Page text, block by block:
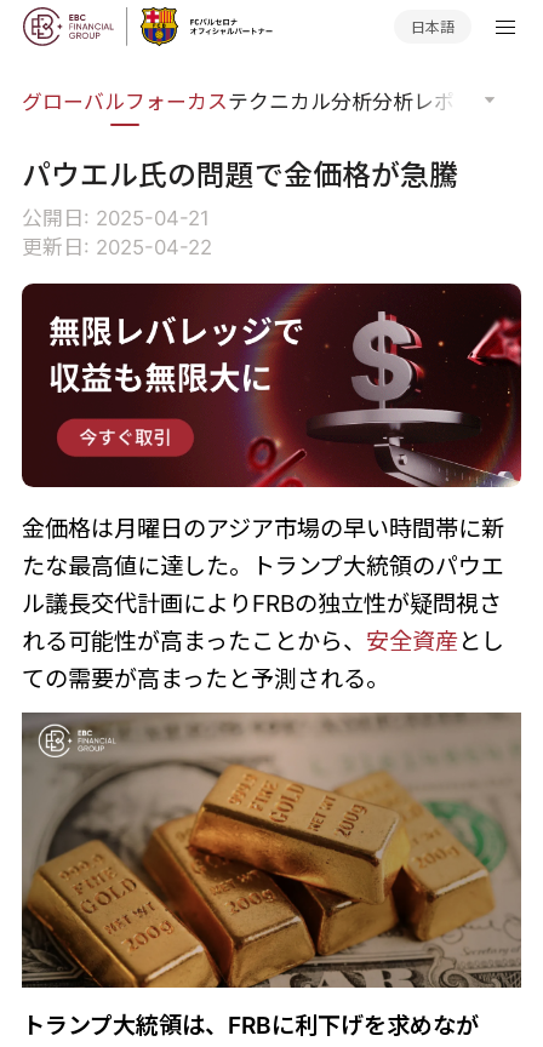
日本語
グローバルフォーカステクニカル分析分析レポート
パウエル氏の問題で金価格が急騰
公開日: 2025-04-21
更新日: 2025-04-22
金価格は月曜日のアジア市場の早い時間帯に新
たな最高値に達した。トランプ大統領のパウエ
ル議長交代計画によりFRBの独立性が疑問視さ
れる可能性が高まったことから、 安全資産とし
ての需要が高まったと予測される。
トランプ大統領は、FRBに利下げを求めなが